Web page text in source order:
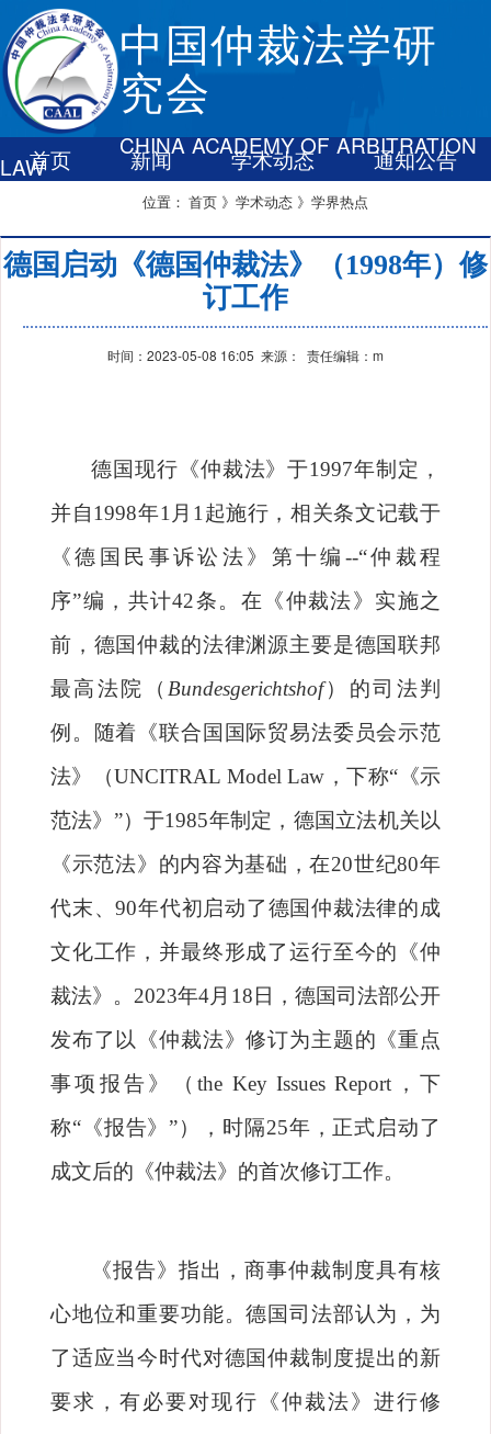
中国仲裁法学研
究会
CHINA ACADEMY OF ARBITRATION
LAW首页 新闻 学术动态
通知公告
位置： 首页 》学术动态 》学界热点
德国启动《德国仲裁法》（1998年）修
订工作
时间：2023-05-08 16:05 来源： 责任编辑：m
德国现行《仲裁法》于1997年制定，
并自1998年1 月 1 起施行，相关条文记载于
《德国民事诉讼法》第十编 --“仲裁程
序”编，共计42条。在《仲裁法》实施之
前，德国仲裁的法律渊源主要是德国联邦
最高法院（ Bundesgerichtshof）的司法判
例。随着《联合国国际贸易法委员会示范
法》（UNCITRAL Model Law ，下称“ 《示
范法》 ”）于1985年制定，德国立法机关以
《示范法》的内容为基础，在20世纪80年
代末、90年代初启动了德国仲裁法律的成
文化工作，并最终形成了运行至今的《仲
裁法》。 2023年4月 18 日，德国司法部公开
发布了以《仲裁法》修订为主题的《重点
事项报告》（the Key Issues Report ，下
称“《报告》”），时隔25年，正式启动了
成文后的《仲裁法》的首次修订工作。
《报告》指出，商事仲裁制度具有核
心地位和重要功能。德国司法部认为，为
了适应当今时代对德国仲裁制度提出的新
要求，有必要对现行《仲裁法》进行修